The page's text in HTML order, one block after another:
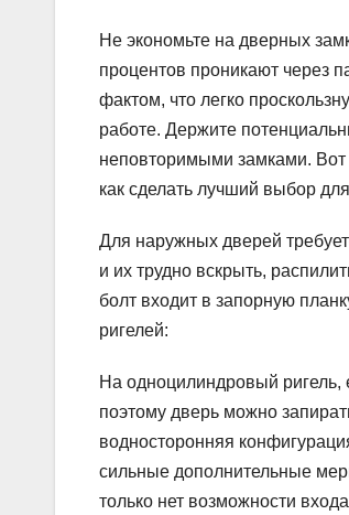
Не экономьте на дверных
процентов проникают через
фактом, что легко
работе. Держите
неповторимыми замками.
как сделать лучший выбор
Для наружных дверей
и их трудно вскрыть,
болт входит в запорную
ригелей:
На одноцилиндровый ригель,
поэтому дверь можно
водносторонняя
сильные дополнительные
только нет возможности